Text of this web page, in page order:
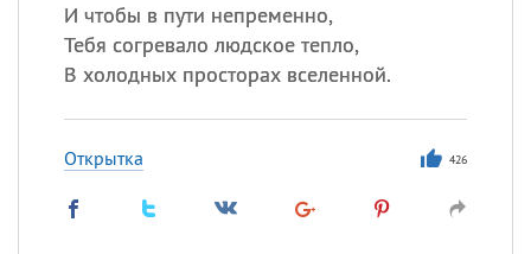
И чтобы в пути непременно,
Тебя согревало людское тепло,
В холодных просторах вселенной.
Открытка 426